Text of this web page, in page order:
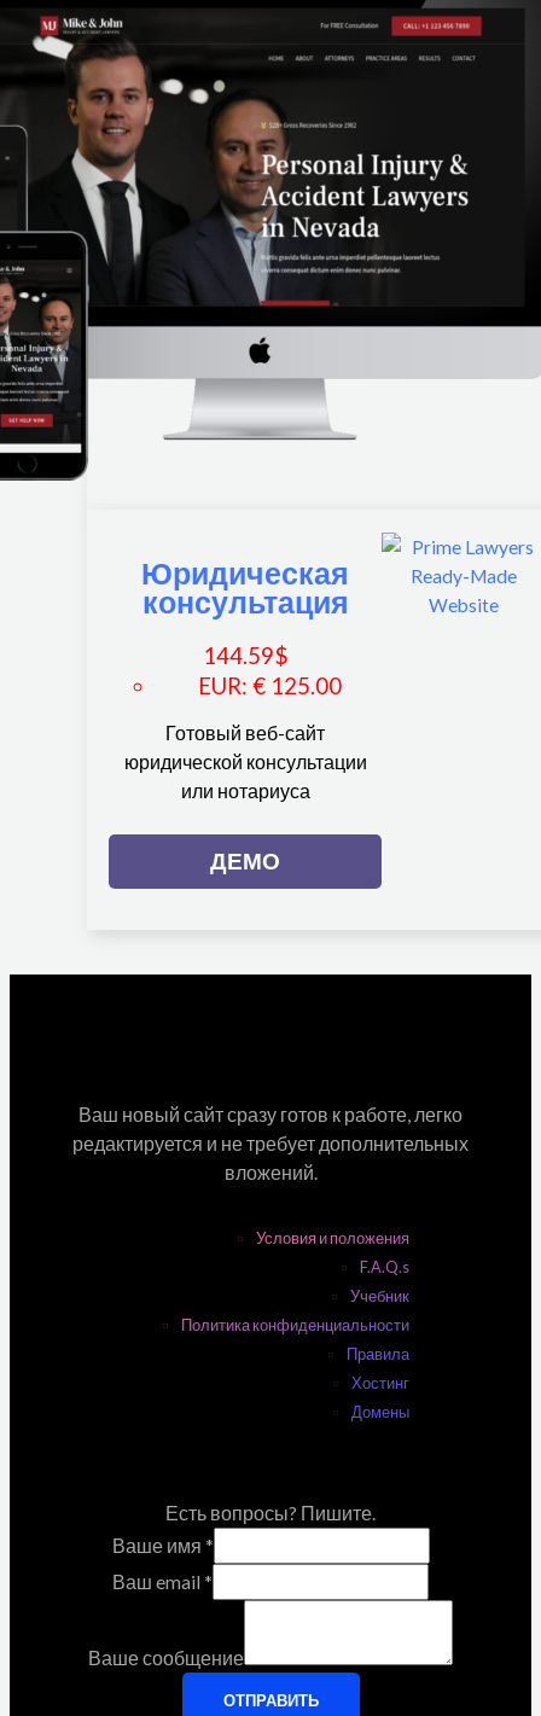
Юридическая
консультация
144.59$
EUR: € 125.00
Готовый веб-сайт
юридической консультации
или нотариуса
ДЕМО
Ваш новый сайт сразу готов к работе, легко
редактируется и не требует дополнительных
вложений.
Условия и положения
F.A.Q.s
Учебник
Политика конфиденциальности
Правила
Хостинг
Домены
Есть вопросы? Пишите.
Ваше имя *
Ваш email *
Ваше сообщение
ОТПРАВИТЬ